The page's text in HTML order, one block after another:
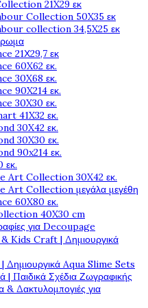
21X29 εκ
Collection 50X35 εκ
collection 34,5X25 εκ
21Χ29,7 εκ
60X62 εκ.
30X68 εκ.
90X214 εκ.
30X30 εκ.
41X32 εκ.
30X42 εκ.
30X30 εκ.
90x214 εκ.
εκ.
Art Collection 30X42 εκ.
Art Collection μεγάλα μεγέθη
60X80 εκ.
40X30 cm
για Decoupage
Kids Craft | Δημιουργικά
| Δημιουργικά Aqua Slime Sets
| Παιδικά Σχέδια Ζωγραφικής
& Δακτυλομπογιές για